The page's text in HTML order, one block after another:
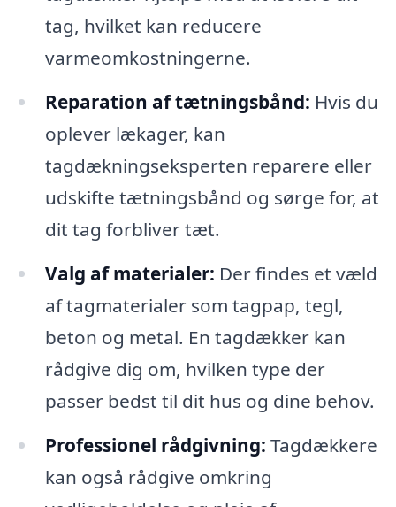
tag, hvilket kan reducere
varmeomkostningerne.
Reparation af tætningsbånd: Hvis du
oplever lækager, kan
tagdækningseksperten reparere eller
udskifte tætningsbånd og sørge for, at
dit tag forbliver tæt.
Valg af materialer: Der findes et væld
af tagmaterialer som tagpap, tegl,
beton og metal. En tagdækker kan
rådgive dig om, hvilken type der
passer bedst til dit hus og dine behov.
Professionel rådgivning: Tagdækkere
kan også rådgive omkring